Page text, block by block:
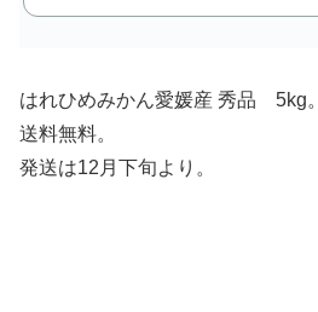
はれひめみかん愛媛産 秀品 5kg。
送料無料。
発送は12月下旬より。